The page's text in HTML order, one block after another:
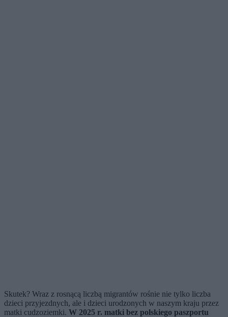
Skutek? Wraz z rosnącą liczbą migrantów rośnie nie tylko liczba
dzieci przyjezdnych, ale i dzieci urodzonych w naszym kraju przez
matki cudzoziemki. W 2025 r. matki bez polskiego paszportu